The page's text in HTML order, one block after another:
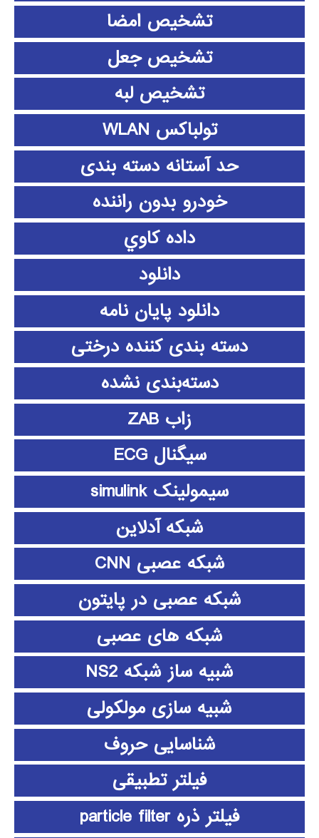
تشخیص امضا
تشخیص جعل
تشخیص لبه
تولباکس WLAN
حد آستانه دسته بندی
خودرو بدون راننده
داده كاوي
دانلود
دانلود پايان نامه
دسته بندی کننده درختی
دسته‌بندی نشده
زاب ZAB
سیگنال ECG
سیمولینک simulink
شبکه آدلاین
شبکه عصبی CNN
شبکه عصبی در پایتون
شبکه های عصبی
شبیه ساز شبکه NS2
شبیه سازی مولکولی
شناسایی حروف
فیلتر تطبیقی
فیلتر ذره particle filter